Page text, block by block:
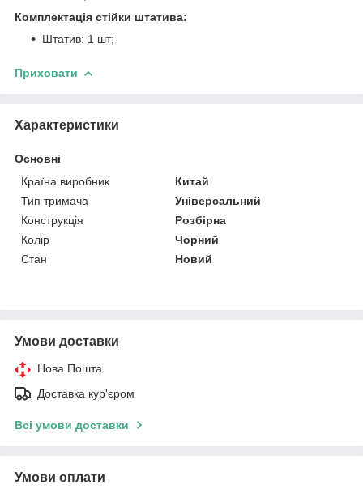
Комплектація стійки штатива:
Штатив: 1 шт;
Приховати
Характеристики
Основні
Країна виробник
Китай
Тип тримача
Універсальний
Конструкція
Розбірна
Колір
Чорний
Стан
Новий
Умови доставки
Нова Пошта
Доставка кур'єром
Всі умови доставки
Умови оплати